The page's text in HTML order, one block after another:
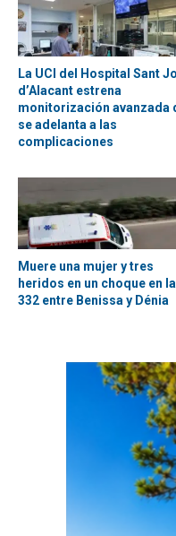
La UCI del Hospital Sant
d’Alacant estrena
monitorización avanzada
se adelanta a las
complicaciones
Muere una mujer y tres
heridos en un choque en
332 entre Benissa y Dénia